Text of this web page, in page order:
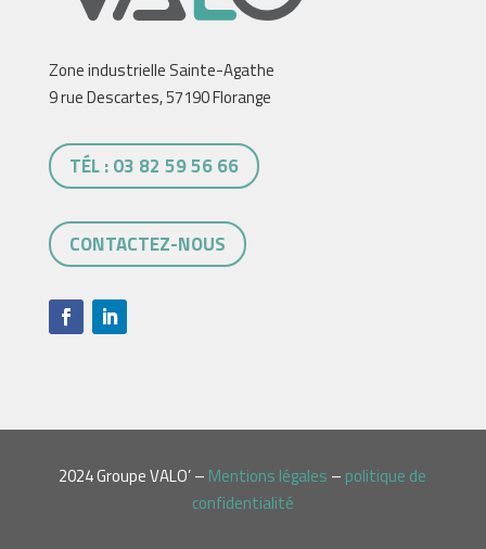
Zone industrielle Sainte-Agathe
9 rue Descartes, 57190 Florange
TÉL : 03 82 59 56 66
CONTACTEZ-NOUS
2024 Groupe VALO’ – Mentions légales – politique de
confidentialité